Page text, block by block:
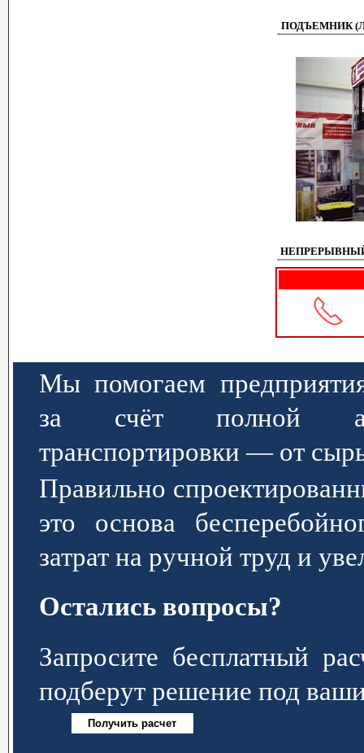
ПОДЪЕМНИК
Мы помогаем
за счёт полной
транспортировки — от
Правильно
это основа
затрат на ручной труд и
Остались вопросы?
Запросите бесплатный
подберут решение под